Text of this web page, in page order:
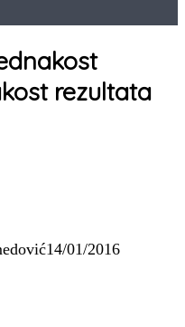
rezultata
14/01/2016